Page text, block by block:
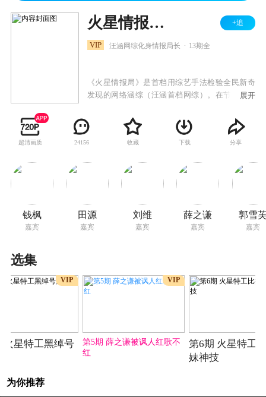
火星情报局 第一季 +追
VIP 汪涵网综化身情报局长 13期全
《火星情报局》是首档用综艺手法检验全民新奇
发现的网络涵综（汪涵首档网综）。在节目氛围
涵出任局长统领局内事务。明星作为火星特工代
表，定期向局长汇报新奇有趣的新发现，并给出
建设性提议，引发全民提案风潮。局内情报评估
进行探讨、审议，并派遣火星特工对有价值的情
报进行趣味验证。最终由局长对新发现提案进行
星人遵守。 《火星情报局》旨在纵容一切新奇有
趣的发现，以特工为单位，守护提案，舌战群
儒。激活全民洞察潜能，用火星方式弄喜你。
展开
超清画质 24156 收藏 下载 分享
钱枫
嘉宾
田源
嘉宾
刘维
嘉宾
薛之谦
嘉宾
郭雪
嘉宾
选集
VIP
火星特工黑绰号
VIP
第5期 薛之谦被讽人红歌不
红
第6期 火星特工
妹神技
为你推荐